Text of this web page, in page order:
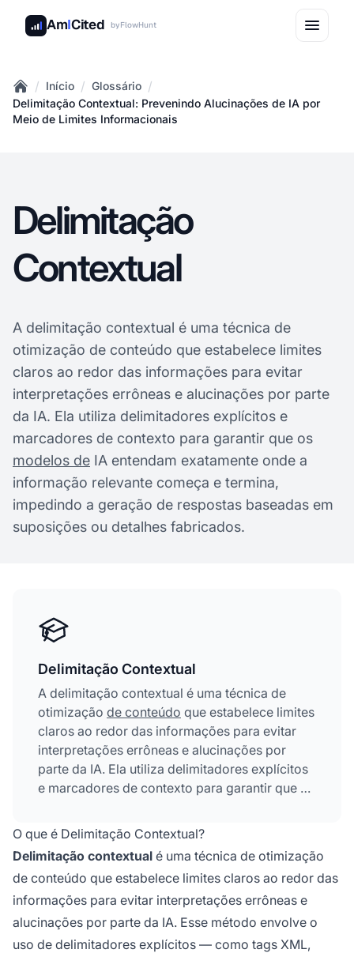
AmICited byFlowHunt
Home
/ Início / Glossário /
Delimitação Contextual: Prevenindo Alucinações de IA por
Meio de Limites Informacionais
Delimitação
Contextual
A delimitação contextual é uma técnica de
otimização de conteúdo que estabelece limites
claros ao redor das informações para evitar
interpretações errôneas e alucinações por parte
da IA. Ela utiliza delimitadores explícitos e
marcadores de contexto para garantir que os
modelos de IA entendam exatamente onde a
informação relevante começa e termina,
impedindo a geração de respostas baseadas em
suposições ou detalhes fabricados.
Delimitação Contextual
A delimitação contextual é uma técnica de
otimização de conteúdo que estabelece limites
claros ao redor das informações para evitar
interpretações errôneas e alucinações por
parte da IA. Ela utiliza delimitadores explícitos
e marcadores de contexto para garantir que os
informação relevante começa e termina,
impedindo a geração de respostas baseadas
em suposições ou detalhes fabricados.
O que é Delimitação Contextual?
Delimitação contextual é uma técnica de otimização
de conteúdo que estabelece limites claros ao redor das
informações para evitar interpretações errôneas e
alucinações por parte da IA. Esse método envolve o
uso de delimitadores explícitos — como tags XML,